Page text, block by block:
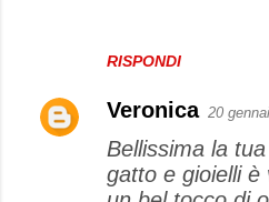
RISPONDI
Veronica 20
Bellissima la
gatto e gioielli è